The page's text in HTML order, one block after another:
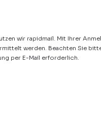
wir rapidmail. Mit Ihrer
werden. Beachten Sie
per E-Mail erforderlich.